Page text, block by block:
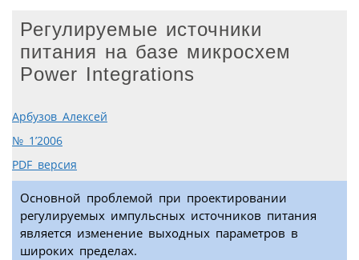
Регулируемые источники
питания на базе микросхем
Power Integrations
Арбузов Алексей
№ 1’2006
PDF версия
Основной проблемой при проектировании
регулируемых импульсных источников питания
является изменение выходных параметров в
широких пределах.